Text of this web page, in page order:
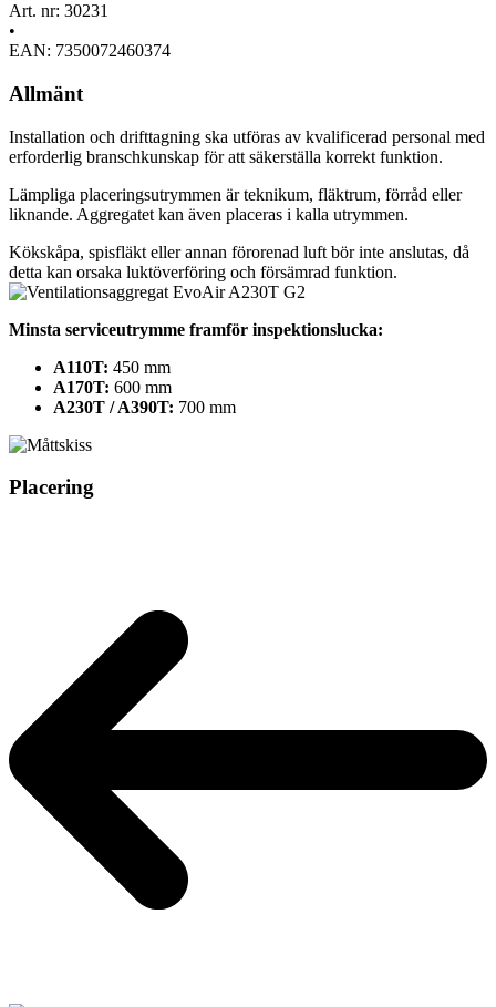
Art. nr: 30231
•
EAN: 7350072460374
Allmänt
Installation och drifttagning ska utföras av kvalificerad personal med
erforderlig branschkunskap för att säkerställa korrekt funktion.
Lämpliga placeringsutrymmen är teknikum, fläktrum, förråd eller
liknande. Aggregatet kan även placeras i kalla utrymmen.
Kökskåpa, spisfläkt eller annan förorenad luft bör inte anslutas, då
detta kan orsaka luktöverföring och försämrad funktion.
Minsta serviceutrymme framför inspektionslucka:
A110T: 450 mm
A170T: 600 mm
A230T / A390T: 700 mm
Placering